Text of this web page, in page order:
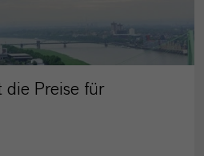
die Preise für